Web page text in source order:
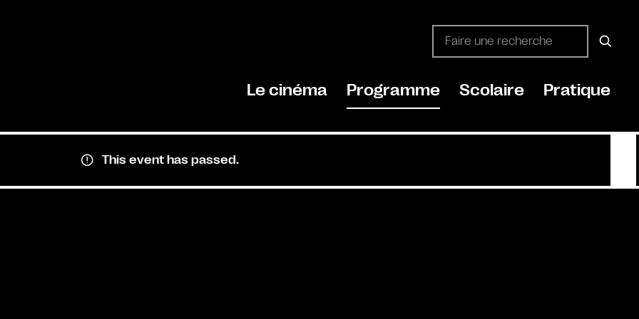
Le cinéma Programme Scolaire Pratique
This event has passed.